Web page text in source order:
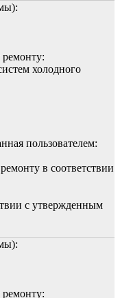
холодного
пользователем:
в соответствии
с утвержденным